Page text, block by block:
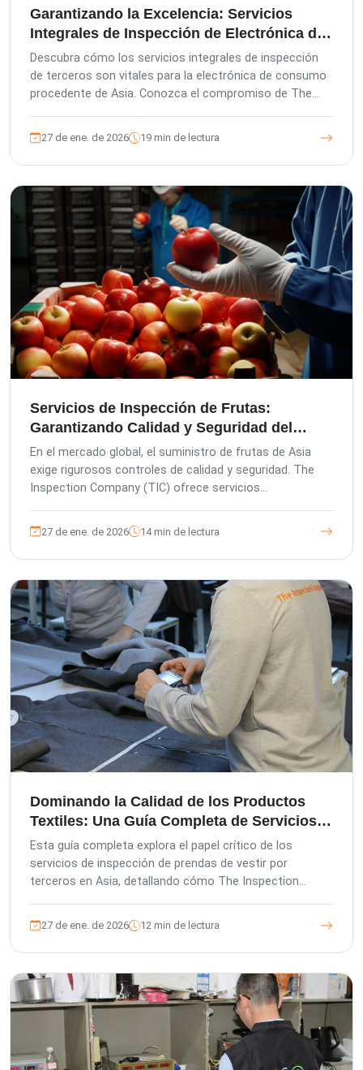
Garantizando la Excelencia: Servicios
Integrales de Inspección de Electrónica de
Consumo
Descubra cómo los servicios integrales de inspección
de terceros son vitales para la electrónica de consumo
procedente de Asia. Conozca el compromiso de The
servicios de inspección y auditoría —desde inspecciones
previas a la producción hasta previas al envío— y cómo
nuestras plataformas avanzadas garantizan la calidad
del producto, minimizan el riesgo del comprador y
fortalecen su cadena de suministro.
27 de ene. de 2026 19 min de lectura
Servicios de Inspección de Frutas:
Garantizando Calidad y Seguridad del
Campo a la Mesa en Asia
En el mercado global, el suministro de frutas de Asia
exige rigurosos controles de calidad y seguridad. The
Inspection Company (TIC) ofrece servicios
mitigando los riesgos del comprador y mejorando la
calidad del producto. Con gestión europea y adhesión a
estrictos estándares de control de calidad alemanes,
TIC proporciona inspecciones exhaustivas desde la
preproducción hasta la carga del contenedor,
asegurando el cumplimiento y salvaguardando su
marca. Nuestro enfoque centrado en el cliente, acción
rápida y tecnología avanzada ofrecen soluciones
personalizadas para empresas que importan productos
frescos.
27 de ene. de 2026 14 min de lectura
Dominando la Calidad de los Productos
Textiles: Una Guía Completa de Servicios
de Inspección en Asia
Esta guía completa explora el papel crítico de los
servicios de inspección de prendas de vestir por
terceros en Asia, detallando cómo The Inspection
mejorar la calidad del producto y garantizar el
cumplimiento a través de una gama de soluciones
expertas de control de calidad, desde la preproducción
hasta el envío.
27 de ene. de 2026 12 min de lectura